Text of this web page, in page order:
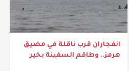
انفجاران قرب ناقلة في مضيق
هرمز.. وطاقم السفينة بخير